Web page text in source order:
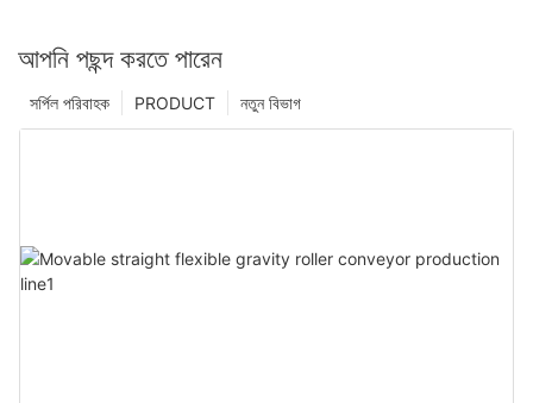
আপনি পছন্দ করতে পারেন
নতুন বিভাগ
PRODUCT
সর্পিল পরিবাহক